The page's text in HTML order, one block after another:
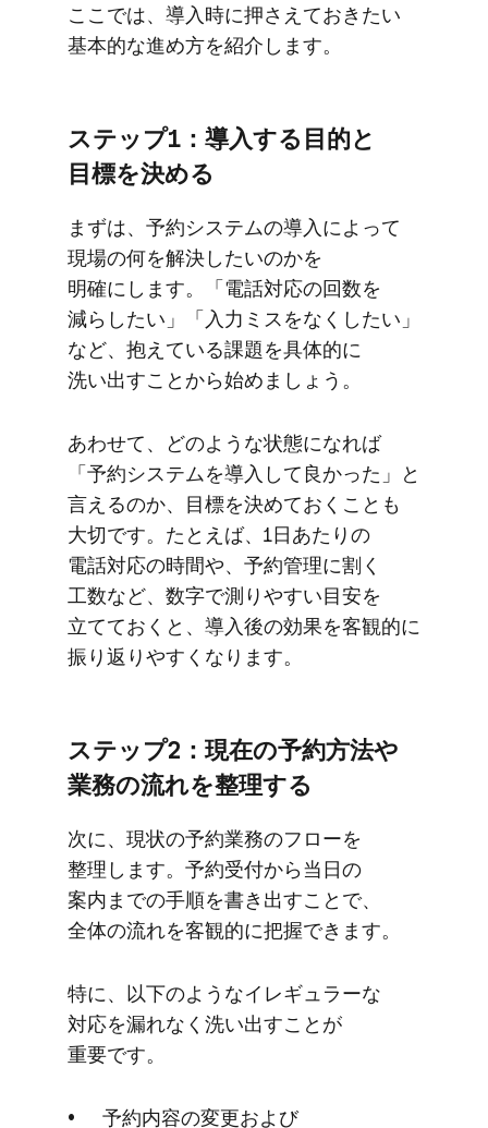
ここでは、​導入時に​押さえて​おきたい​
基本的な​進め方を​紹介します。
ステップ1：導入する​目的と​
目標を​決める
まずは、​予約システムの​導入に​よって​
現場の​何を​解決したいのかを​
明確にします。​「電話対応の​回数を​
減らしたい」​「入力ミスを​なくしたい」
など、​抱えている​課題を​具体的に​
洗い出す​ことから​始めましょう。
あわせて、​どのような​状態に​なれば​
「予約システムを​導入して​良かった」と​
言えるのか、​目標を​決めて​おくことも​
大切です。​たとえば、​1日​あたりの​
電話対応の​時間や、​予約管理に​割く​
工数など、​数字で​測りやすい​目安を​
立てておくと、​導入後の​効果を​客観的に​
振り返りやすくなります。
ステップ2：現在の​予約方​法や​
業務の​流れを​整理する
次に、​現状の​予約業務の​フローを​
整理します。​予約受付から​当日の​
案内までの​手順を​書き出す​ことで、​
全体の​流れを​客観的に​把握できます。
特に、​以下のような​イレギュラーな​
対応を​漏れなく​洗い出すことが​
重要です。
予約内容の​変更および​